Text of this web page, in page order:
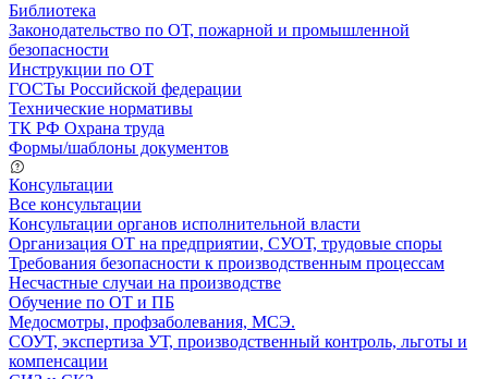
Библиотека
Законодательство по ОТ, пожарной и промышленной
безопасности
Инструкции по ОТ
ГОСТы Российской федерации
Технические нормативы
ТК РФ Охрана труда
Формы/шаблоны документов
Консультации
Все консультации
Консультации органов исполнительной власти
Организация ОТ на предприятии, СУОТ, трудовые споры
Требования безопасности к производственным процессам
Несчастные случаи на производстве
Обучение по ОТ и ПБ
Медосмотры, профзаболевания, МСЭ.
СОУТ, экспертиза УТ, производственный контроль, льготы и
компенсации